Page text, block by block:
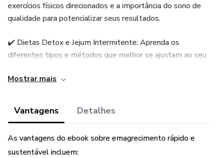
exercícios físicos direcionados e a importância do sono de
qualidade para potencializar seus resultados.
✔️ Dietas Detox e Jejum Intermitente: Aprenda os
diferentes tipos e métodos que melhor se ajustam ao seu
poderoso aliado para a perda de peso.
de programas de treino acessíveis e planos alimentares
resultados concretos.
Mostrar mais
Vantagens Detalhes
As vantagens do ebook sobre emagrecimento rápido e
sustentável incluem: